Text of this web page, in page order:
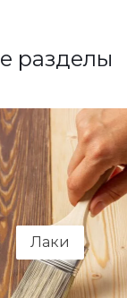
разделы
Лаки